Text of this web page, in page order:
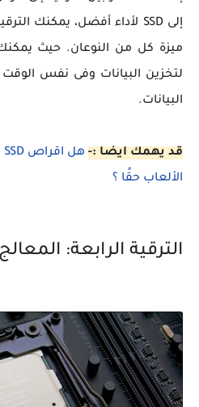
ميزة كل من النوعان. حيث
لتخزين البيانات وفى نفس
البيانات.
قد يهمك ايضا :-
الألعاب حقًا ؟
الترقية الرابعة: المعالج